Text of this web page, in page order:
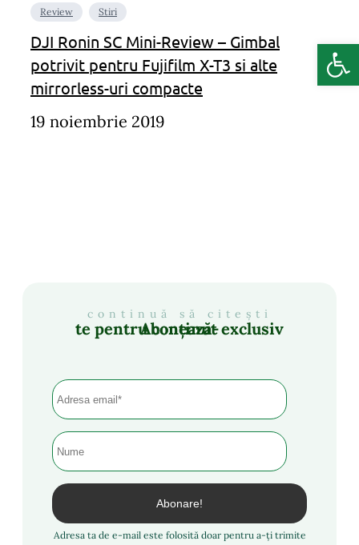
Review Stiri
DJI Ronin SC Mini-Review – Gimbal
potrivit pentru Fujifilm X-T3 si alte
mirrorless-uri compacte
19 noiembrie 2019
continuă să citești
Abonează-te pentru conținut exclusiv
Adresa ta de e-mail este folosită doar pentru a-ți trimite